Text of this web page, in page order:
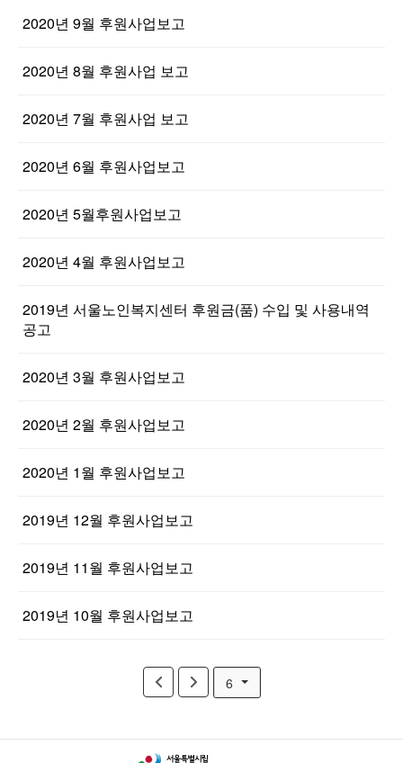
2020년 9월 후원사업보고
2020년 8월 후원사업 보고
2020년 7월 후원사업 보고
2020년 6월 후원사업보고
2020년 5월후원사업보고
2020년 4월 후원사업보고
2019년 서울노인복지센터 후원금(품) 수입 및 사용내역
공고
2020년 3월 후원사업보고
2020년 2월 후원사업보고
2020년 1월 후원사업보고
2019년 12월 후원사업보고
2019년 11월 후원사업보고
2019년 10월 후원사업보고
6